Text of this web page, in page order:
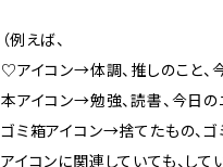
（例えば、
♡アイコン→体調、推しのこと、
本アイコン→勉強、読書、今日の
ゴミ箱アイコン→捨てたもの、
アイコンに関連していても、して